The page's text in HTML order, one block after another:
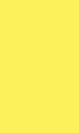
ସହଯୋଗ ବୃଦ୍ଧି କରାଯିବ।
ଏବଂ ସମୟବଦ୍ଧ
ଆବ୍ରାମ କହିଛନ୍ତି ଯେ,
ବିକାଶ ପାଇଁ ଏକ
ସେବା ଏବଂ ଗ୍ରାହକ
ପ୍ରମୁଖ ରଣନୀତିକ
ସଂସ୍କୃତି, ପ୍ରଚୁର
ଅଧିକ ଲୁହାପଥର
ରାଜ୍ୟରୁ ରୂପାନ୍ତରିତ
ନେବାରେ ପ୍ରମୁଖ
ୟୁଏଇ ଆଇ ଏଚ ସି ଗ୍ରୁପ୍‌ର
ଅଲ୍-ରସ୍‍ଦି ସମେତ